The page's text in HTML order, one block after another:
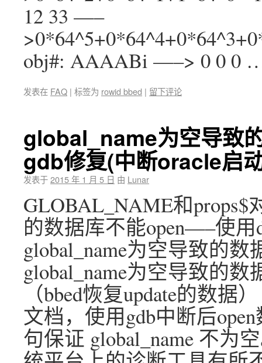
12 33 —–
obj#: AAAABi —–> 0 0 0
发表在 FAQ | 标签为 rowid bbed | 留下评论
global_name为空导致
gdb修复(中断oracle启
发表于2015 年 1 月 5 日 由 Lunar
GLOBAL_NAME和props$
的数据库不能open—–使
global_name为空导致的
global_name为空导致的
（bbed恢复update的数
文档，使用gdb中断后
句保证 global_name 不为